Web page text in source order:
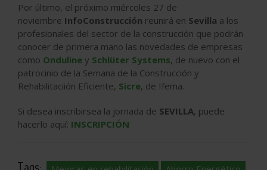
Por último, el próximo miércoles 27 de
noviembre InfoConstrucción reunirá en Sevilla a los
profesionales del sector de la construcción que podrán
conocer de primera mano las novedades de empresas
como Onduline y Schlüter Systems, de nuevo con el
patrocinio de la Semana de la Construcción y
Rehabilitaciión Eficiente, Sicre, de Ifema.
Si desea inscribirsea la jornada de SEVILLA, puede
hacerlo aquí: INSCRIPCIÓN